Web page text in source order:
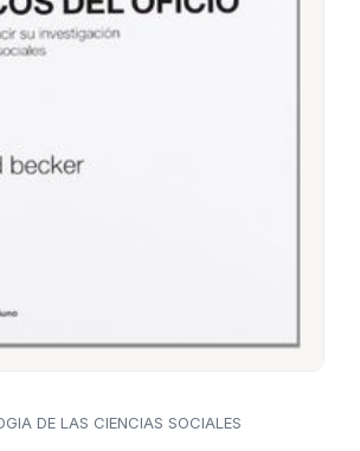
DE LAS CIENCIAS SOCIALES